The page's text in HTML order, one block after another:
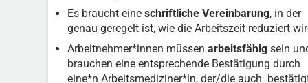
Es braucht eine schriftliche Vereinbarung, in der
genau geregelt ist, wie die Arbeitszeit reduziert
Arbeitnehmer*innen müssen arbeitsfähigsein
brauchen eine entsprechende Bestätigung durch
eine*n Arbeitsmediziner*in, der/die auch